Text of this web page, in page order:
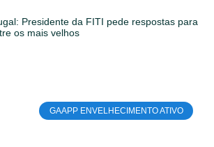
Presidente da FITI pede respostas para
os mais velhos
GAAPP ENVELHECIMENTO ATIVO